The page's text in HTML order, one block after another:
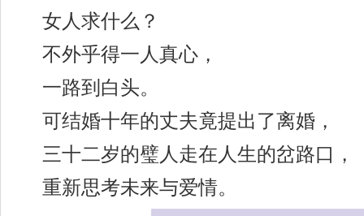
女人求什么？
不外乎得一人真心，
一路到白头。
可结婚十年的丈夫竟提出了离婚，
三十二岁的璧人走在人生的岔路口，
重新思考未来与爱情。